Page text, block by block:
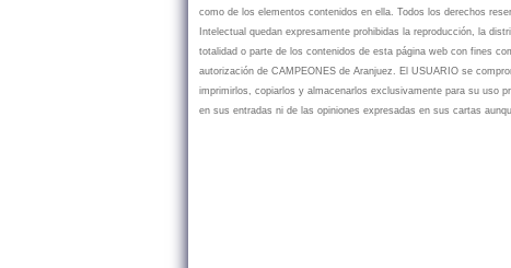
como de los elementos contenidos en ella. Todos los derechos
Intelectual quedan expresamente prohibidas la reproducción, la
totalidad o parte de los contenidos de esta página web con fines
autorización de CAMPEONES de Aranjuez. El USUARIO se
imprimirlos, copiarlos y almacenarlos exclusivamente para su uso
en sus entradas ni de las opiniones expresadas en sus cartas